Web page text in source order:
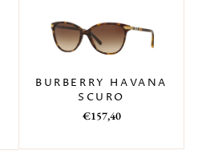
BURBERRY HAVANA
SCURO
Prezzo
listino
Prezzo
€157,40